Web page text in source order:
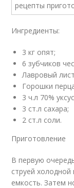
Ингредиенты:
3 кг опят;
6 зубчиков
Лавровый
Горошки
3 ч.л 70%
3 ст.л сахара;
2 ст.л соли.
Приготовление
В первую
струей
емкость. Затем